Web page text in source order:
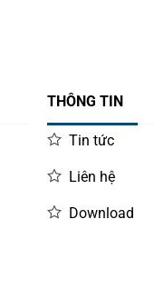
THÔNG TIN
Tin tức
Liên hệ
Download